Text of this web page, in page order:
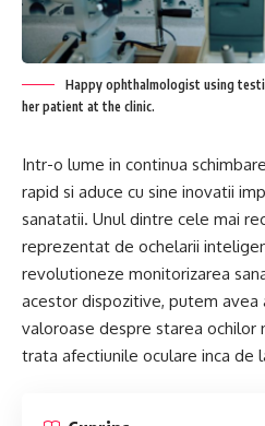
Happy ophthalmologist using
her patient at the clinic.
Intr-o lume in continua
rapid si aduce cu sine inovatii
sanatatii. Unul dintre cele mai
reprezentat de ochelarii
revolutioneze monitorizarea
acestor dispozitive, putem avea
valoroase despre starea ochilor
trata afectiunile oculare inca de